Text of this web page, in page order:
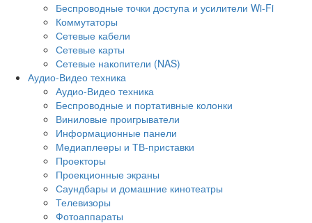
Беспроводные точки доступа и усилители Wi-Fi
Коммутаторы
Сетевые кабели
Сетевые карты
Сетевые накопители (NAS)
Аудио-Видео техника
Аудио-Видео техника
Беспроводные и портативные колонки
Виниловые проигрыватели
Информационные панели
Медиаплееры и ТВ-приставки
Проекторы
Проекционные экраны
Саундбары и домашние кинотеатры
Телевизоры
Фотоаппараты